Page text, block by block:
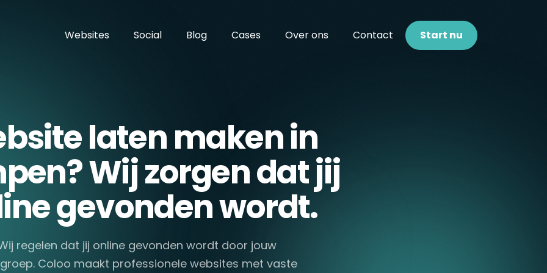
Websites
Social Blog Cases Over ons Contact Start nu
laten maken in
Wij zorgen dat jij
gevonden wordt.
regelen dat jij online gevonden wordt door jouw
Coloo maakt professionele websites met vaste